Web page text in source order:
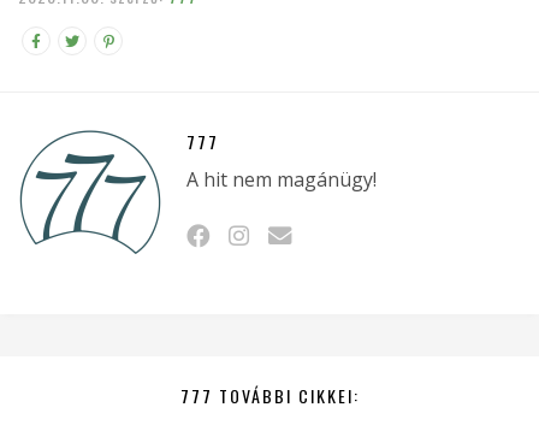
777
A hit nem magánügy!
777 TOVÁBBI CIKKEI: